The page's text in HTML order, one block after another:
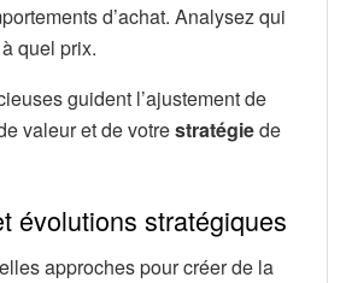
d’achat. Analysez qui
quel prix.
guident l’ajustement de
valeur et de votrestratégiede
évolutions stratégiques
approches pour créer de la